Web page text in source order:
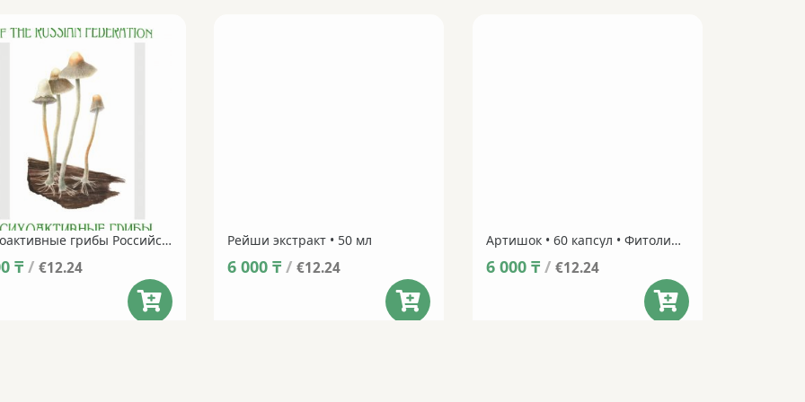
Психоактивные грибы Российской Федерации. Набор открыток в суперобложке (24 открытки, рус/англ).
₸ / €12.24
Рейши экстракт • 50 мл
6 000₸ / €12.24
Артишок • 60 капсул • Фитолинейка
6 000 ₸ / €12.24